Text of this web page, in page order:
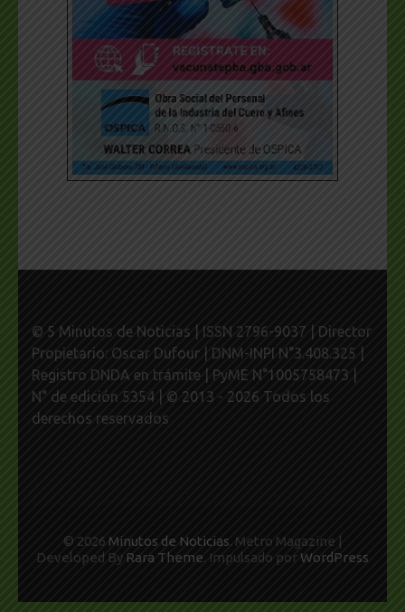
© 5 Minutos de Noticias | ISSN 2796-9037 | Director
Propietario: Oscar Dufour | DNM-INPI N°3.408.325 |
Registro DNDA en trámite | PyME N°1005758473 |
N° de edición 5354 | © 2013 - 2026 Todos los
derechos reservados
© 2026 Minutos de Noticias. Metro Magazine |
Developed By Rara Theme. Impulsado por WordPress